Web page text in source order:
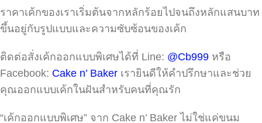
ราคาเค้กของเราเริ่มต้นจากหลักร้อยไปจนถึงหลักแสนบาท
ขึ้นอยู่กับรูปแบบและความซับซ้อนของเค้ก
ติดต่อสั่งเค้กออกแบบพิเศษได้ที่ Line: @Cb999 หรือ
Facebook: Cake n’ Baker เรายินดีให้คำปรึกษาและช่วย
คุณออกแบบเค้กในฝันสำหรับคนที่คุณรัก
“เค้กออกแบบพิเศษ” จาก Cake n’ Baker ไม่ใช่แค่ขนม